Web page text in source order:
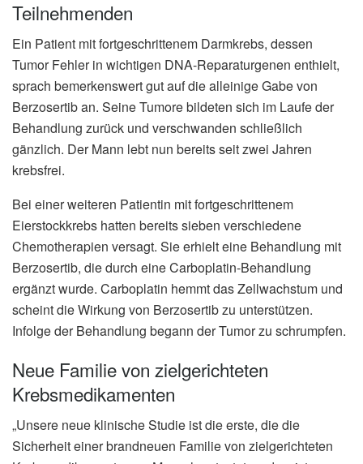
Teilnehmenden
Ein Patient mit fortgeschrittenem Darmkrebs, dessen
Tumor Fehler in wichtigen DNA-Reparaturgenen enthielt,
sprach bemerkenswert gut auf die alleinige Gabe von
Berzosertib an. Seine Tumore bildeten sich im Laufe der
Behandlung zurück und verschwanden schließlich
gänzlich. Der Mann lebt nun bereits seit zwei Jahren
krebsfrei.
Bei einer weiteren Patientin mit fortgeschrittenem
Eierstockkrebs hatten bereits sieben verschiedene
Chemotherapien versagt. Sie erhielt eine Behandlung mit
Berzosertib, die durch eine Carboplatin-Behandlung
ergänzt wurde. Carboplatin hemmt das Zellwachstum und
scheint die Wirkung von Berzosertib zu unterstützen.
Infolge der Behandlung begann der Tumor zu schrumpfen.
Neue Familie von zielgerichteten
Krebsmedikamenten
„Unsere neue klinische Studie ist die erste, die die
Sicherheit einer brandneuen Familie von zielgerichteten